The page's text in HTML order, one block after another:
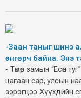
-Заан таныг шинэ
өнгөрч байна. Энэ
- Төмөр замын “Есөн
цагаан сар, улсын
зэрэгцээ Хүүхдийн